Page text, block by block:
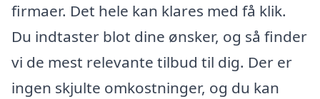
firmaer. Det hele kan klares med få klik.
Du indtaster blot dine ønsker, og så finder
vi de mest relevante tilbud til dig. Der er
ingen skjulte omkostninger, og du kan